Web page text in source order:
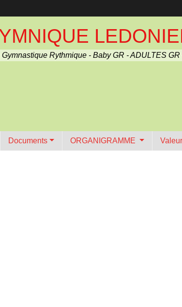
Rythmique - Baby GR - ADULTES
Documents ORGANIGRAMME